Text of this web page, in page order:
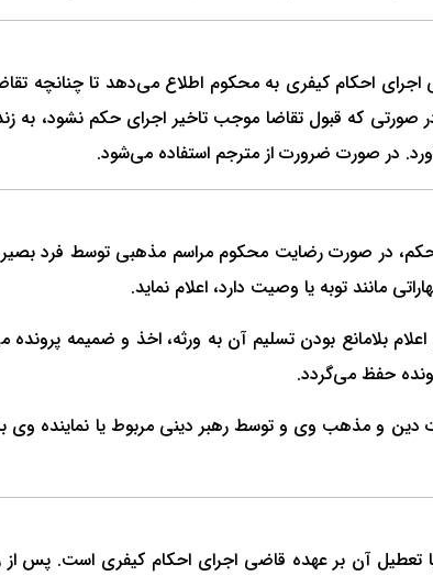
احکام کیفری به محکوم اطلاع می‌دهد تا ‌چنان­چه
صورتی که قبول تقاضا موجب تاخیر اجرای حکم نشود،
در صورت ضرورت از مترجم استفاده می‌شود.
در صورت رضایت محکوم مراسم مذهبی توسط فرد
مانند توبه یا وصیت دارد، اعلام نماید.
بلامانع بودن تسلیم آن به ورثه، اخذ و ضمیمه پرونده
حفظ می‌گردد.
دین و مذهب وی و توسط رهبر دینی مربوط یا نماینده وی
تعطیل آن بر عهده قاضی اجرای احکام کیفری است. پس